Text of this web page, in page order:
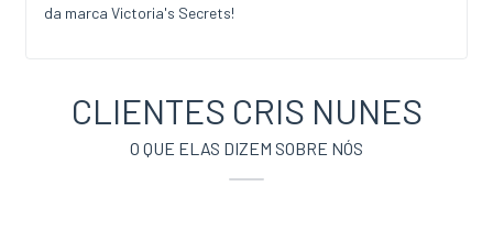
da marca Victoria's Secrets!
CLIENTES CRIS NUNES
O QUE ELAS DIZEM SOBRE NÓS